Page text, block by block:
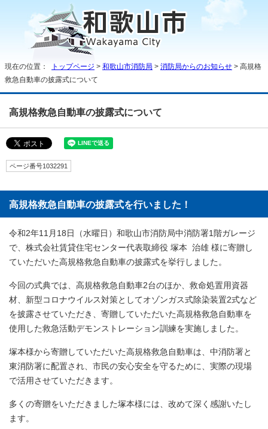
現在の位置： トップページ > 和歌山市消防局 > 消防局からのお知らせ > 高規格
救急自動車の披露式について
高規格救急自動車の披露式について
ページ番号1032291
高規格救急自動車の披露式を行いました！
令和2年11月18日（水曜日）和歌山市消防局中消防署1階ガレージ
で、株式会社賃貸住宅センター代表取締役 塚本 治雄 様に寄贈し
ていただいた高規格救急自動車の披露式を挙行しました。
今回の式典では、高規格救急自動車2台のほか、救命処置用資器
材、新型コロナウイルス対策としてオゾンガス式除染装置2式など
を披露させていただき、寄贈していただいた高規格救急自動車を
使用した救急活動デモンストレーション訓練を実施しました。
塚本様から寄贈していただいた高規格救急自動車は、中消防署と
東消防署に配置され、市民の安心安全を守るために、実際の現場
で活用させていただきます。
多くの寄贈をいただきました塚本様には、改めて深く感謝いたし
ます。